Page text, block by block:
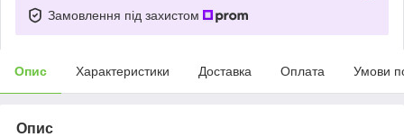
Замовлення під захистом
Опис Характеристики Доставка Оплата Умови
Опис